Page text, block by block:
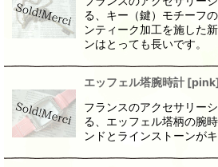
る、キー（鍵）モチーフ
ンティーク加工を施した
ンはとっても長いです。
エッフェル塔腕時計 [pink
フランスのアクセサリー
る、エッフェル塔柄の腕
ンドとラインストーンがキ